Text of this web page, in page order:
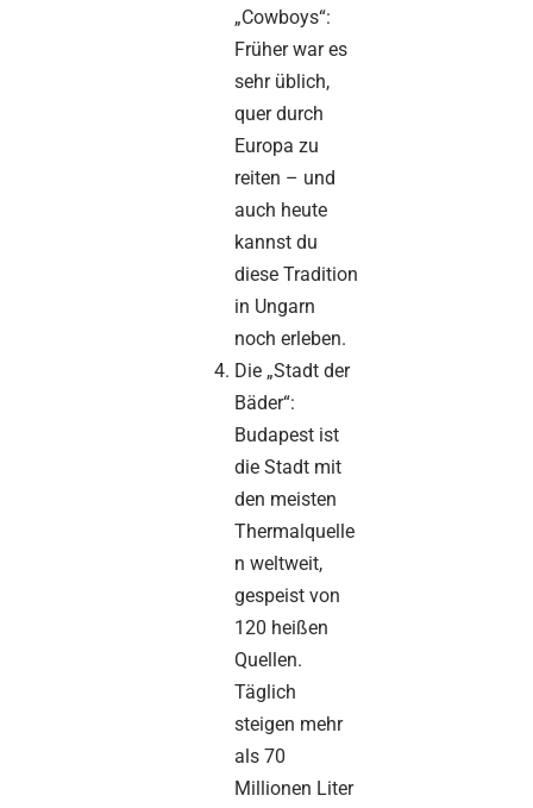
„Cowboys“:
Früher war es
sehr üblich,
quer durch
Europa zu
reiten – und
auch heute
kannst du
diese Tradition
in Ungarn
noch erleben.
Die „Stadt der
Bäder“:
Budapest ist
die Stadt mit
den meisten
Thermalquelle
n weltweit,
gespeist von
120 heißen
Quellen.
Täglich
steigen mehr
als 70
Millionen Liter